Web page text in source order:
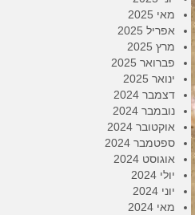
מאי 2025
אפריל 2025
מרץ 2025
פברואר 2025
ינואר 2025
דצמבר 2024
נובמבר 2024
אוקטובר 2024
ספטמבר 2024
אוגוסט 2024
יולי 2024
יוני 2024
מאי 2024